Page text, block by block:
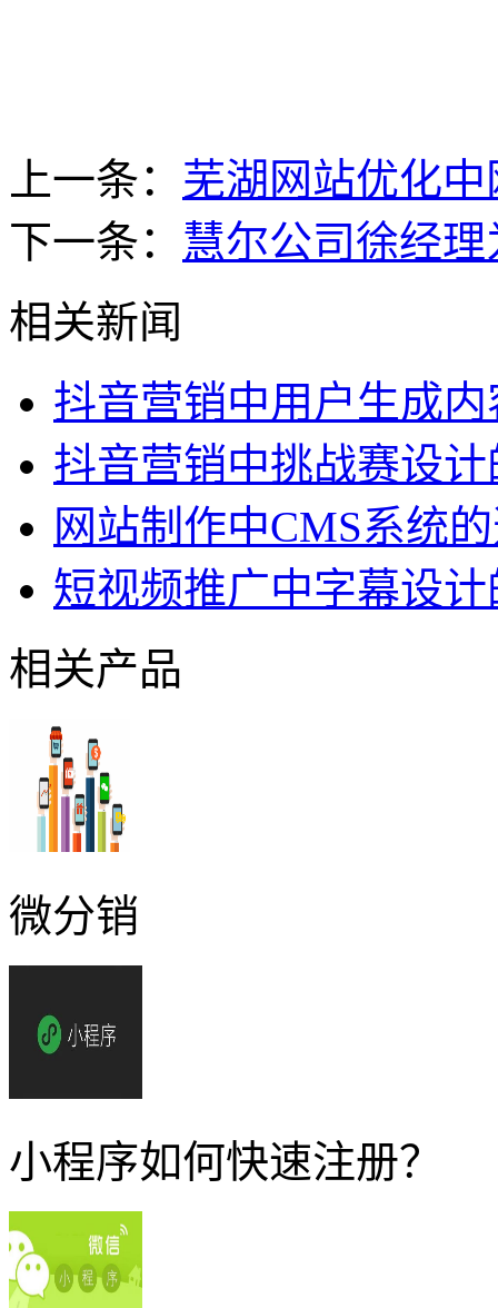
上一条： 芜湖网站优化
下一条： 慧尔公司徐经
相关新闻
抖音营销中用户生成
抖音营销中挑战赛设
网站制作中CMS系统
短视频推广中字幕设
相关产品
微分销
小程序如何快速注册？